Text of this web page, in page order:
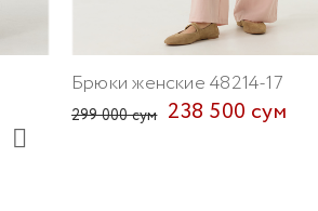
Брюки женские 48214-17
299 000 сум 238 500 сум